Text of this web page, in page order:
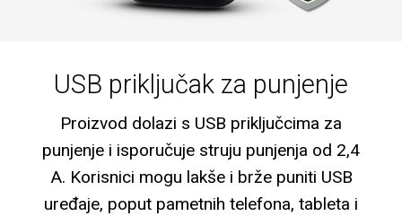
USB priključak za punjenje
Proizvod dolazi s USB priključcima za
punjenje i isporučuje struju punjenja od 2,4
A. Korisnici mogu lakše i brže puniti USB
uređaje, poput pametnih telefona, tableta i